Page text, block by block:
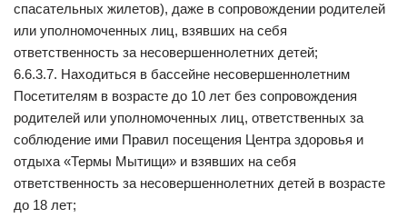
спасательных жилетов), даже в сопровождении родителей
или уполномоченных лиц, взявших на себя
ответственность за несовершеннолетних детей;
6.6.3.7. Находиться в бассейне несовершеннолетним
Посетителям в возрасте до 10 лет без сопровождения
родителей или уполномоченных лиц, ответственных за
соблюдение ими Правил посещения Центра здоровья и
отдыха «Термы Мытищи» и взявших на себя
ответственность за несовершеннолетних детей в возрасте
до 18 лет;